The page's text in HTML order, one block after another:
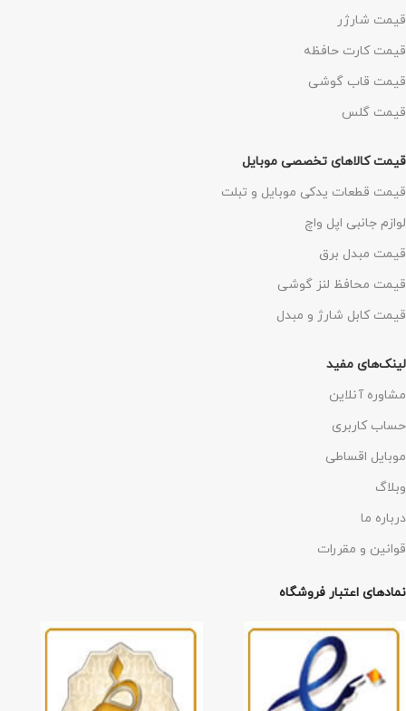
قیمت شارژر
قیمت کارت حافظه
قیمت قاب گوشی
قیمت گلس
قیمت کالاهای تخصصی موبایل
قیمت قطعات یدکی موبایل و تبلت
لوازم جانبی اپل واچ
قیمت مبدل برق
قیمت محافظ لنز گوشی
قیمت کابل شارژ و مبدل
لینک‌های مفید
مشاوره آنلاین
حساب کاربری
موبایل اقساطی
وبلاگ
درباره ما
قوانین و مقررات
نمادهای اعتبار فروشگاه